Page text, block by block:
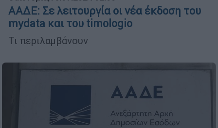
ΑΑΔΕ: Σε λειτουργία οι νέα έκδοση του
mydata και του timologio
Τι περιλαμβάνουν